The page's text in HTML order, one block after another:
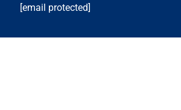
[email protected]